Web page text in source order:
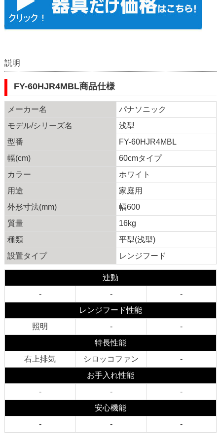
説明
FY-60HJR4MBL商品仕様
メーカー名
パナソニック
モデル/シリーズ名
浅型
型番
FY-60HJR4MBL
幅(cm)
60cmタイプ
カラー
ホワイト
用途
家庭用
外形寸法(mm)
幅600
質量
16kg
種類
平型(浅型)
設置タイプ
レンジフード
連動
-
-
-
レンジフード性能
照明
-
-
特長性能
右上排気
シロッコファン
-
お手入れ性能
-
-
-
安心機能
-
- -